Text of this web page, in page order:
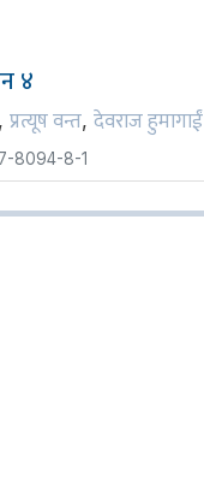
४
, प्रत्यूष वन्त, देवराज हुमागाईं
8094-8-1